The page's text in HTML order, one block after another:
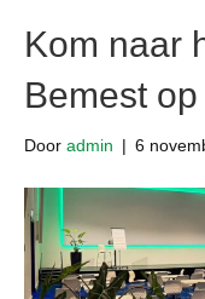
Kom naar
Bemest op
Door admin | 6